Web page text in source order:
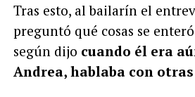
Tras esto, al bailarín el
preguntó qué cosas se
según dijo cuando él era
Andrea, hablaba con